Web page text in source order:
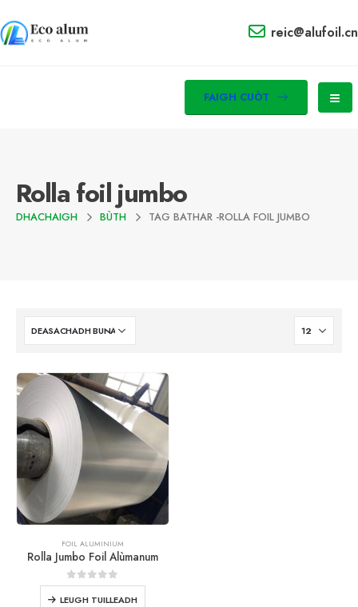
reic@alufoil.cn
FAIGH CUÒT
Rolla foil jumbo
DHACHAIGH BÙTH TAG BATHAR -ROLLA FOIL JUMBO
FOIL ALUMINIUM
Rolla Jumbo Foil Alùmanum
0a-mach à 5
LEUGH TUILLEADH